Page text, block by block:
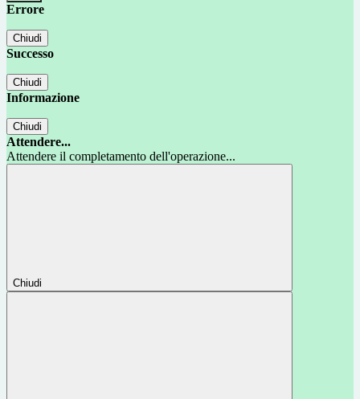
Errore
Chiudi
Successo
Chiudi
Informazione
Chiudi
Attendere...
Attendere il completamento dell'operazione...
Chiudi